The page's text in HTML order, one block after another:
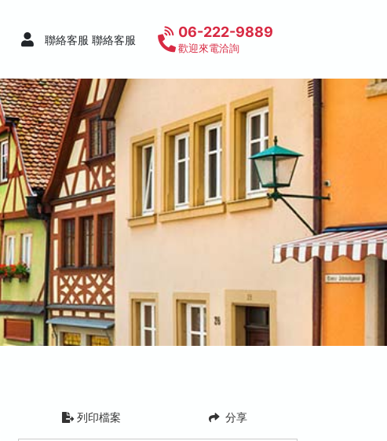
聯絡客服 聯絡客服 06-222-9889
歡迎來電洽詢
列印檔案 分享